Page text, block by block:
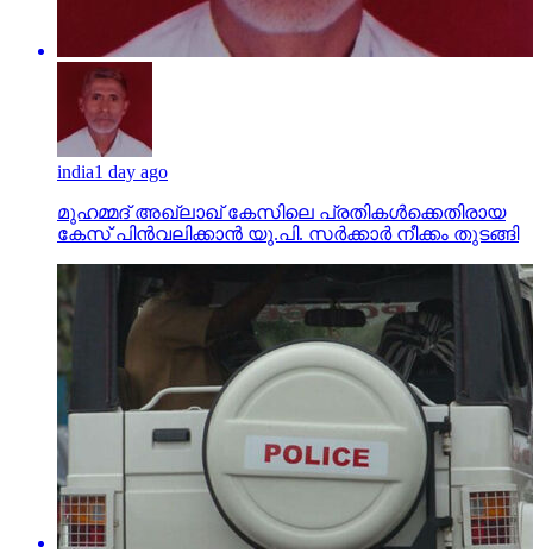
india1 day ago
മുഹമ്മദ് അഖ്‌ലാഖ് കേസിലെ പ്രതികള്‍ക്കെതിരായ
കേസ് പിന്‍വലിക്കാന്‍ യു.പി. സര്‍ക്കാര്‍ നീക്കം തുടങ്ങി